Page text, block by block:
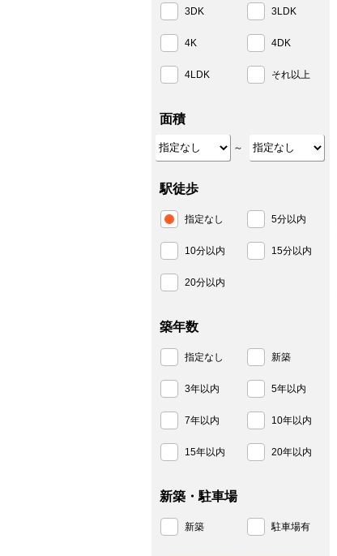
3DK 3LDK
4K 4DK
4LDK それ以上
面積
～
駅徒歩
指定なし 5分以内
10分以内 15分以内
20分以内
築年数
指定なし 新築
3年以内 5年以内
7年以内 10年以内
15年以内 20年以内
新築・駐車場
新築 駐車場有